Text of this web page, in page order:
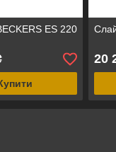
ES 220
20